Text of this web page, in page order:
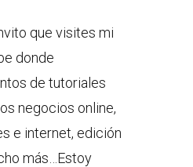
que visites mi
donde
de tutoriales
negocios online,
e internet, edición
más…Estoy